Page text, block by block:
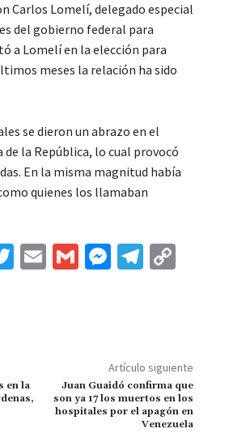
Carlos Lomelí, delegado especial
del gobierno federal para
a Lomelí en la elección para
meses la relación ha sido
se dieron un abrazo en el
la República, lo cual provocó
En la misma magnitud había
quienes los llamaban
T
E
G
M
ge
r
Te
m Li
n
k
en la
Artículo siguiente
Juan Guaidó confirma que
son ya 17 los muertos en los
hospitales por el apagón en
Venezuela